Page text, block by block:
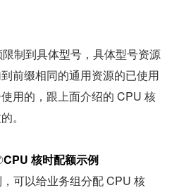
制到具体型号，具体型号资源
前缀相同的通用资源的已使用
用的，跟上面介绍的 CPU 核
。
CPU 核时配额示例
可以给业务组分配 CPU 核